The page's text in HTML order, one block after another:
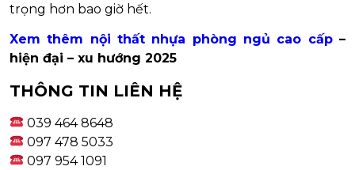
trọng hơn bao giờ hết.
Xem thêm nội thất nhựa phòng ngủ cao cấp–
hiện đại – xu hướng 2025
THÔNG TIN LIÊN HỆ
039 464 8648
097 478 5033
097 954 1091